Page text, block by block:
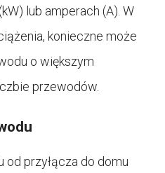
lub amperach (A). W
konieczne może
o większym
przewodów.
od przyłącza do domu